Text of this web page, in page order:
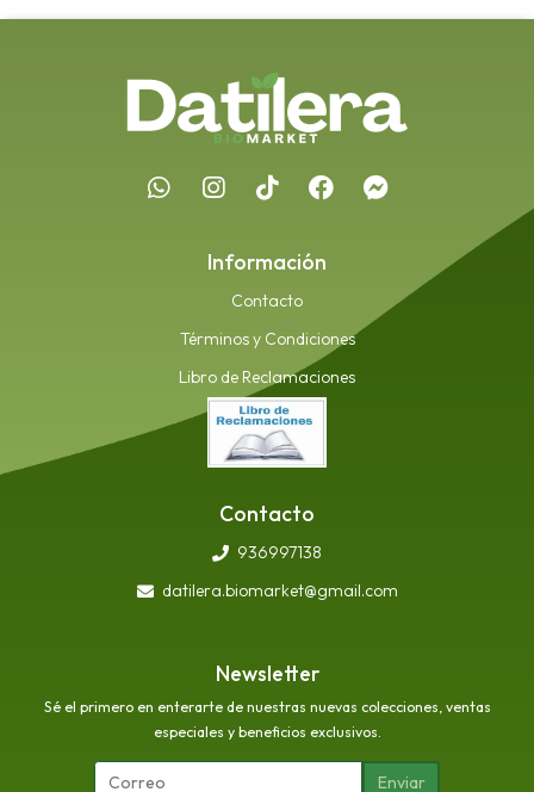
Información
Contacto
Términos y Condiciones
Libro de Reclamaciones
Contacto
936997138
datilera.biomarket@gmail.com
Newsletter
Sé el primero en enterarte de nuestras nuevas colecciones, ventas
especiales y beneficios exclusivos.
Enviar